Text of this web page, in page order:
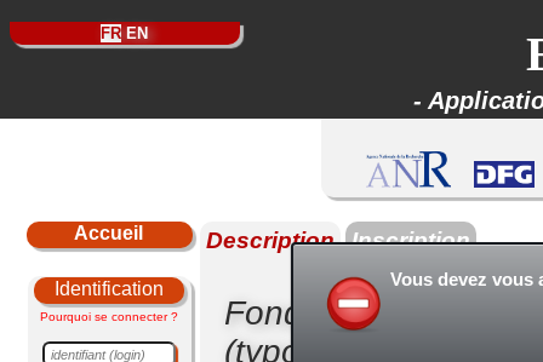
FR EN
-
Accueil
Identification
Pourquoi se connecter ?
Description Inscription
Fondé sur une
(typologie intra
Vous devez vous